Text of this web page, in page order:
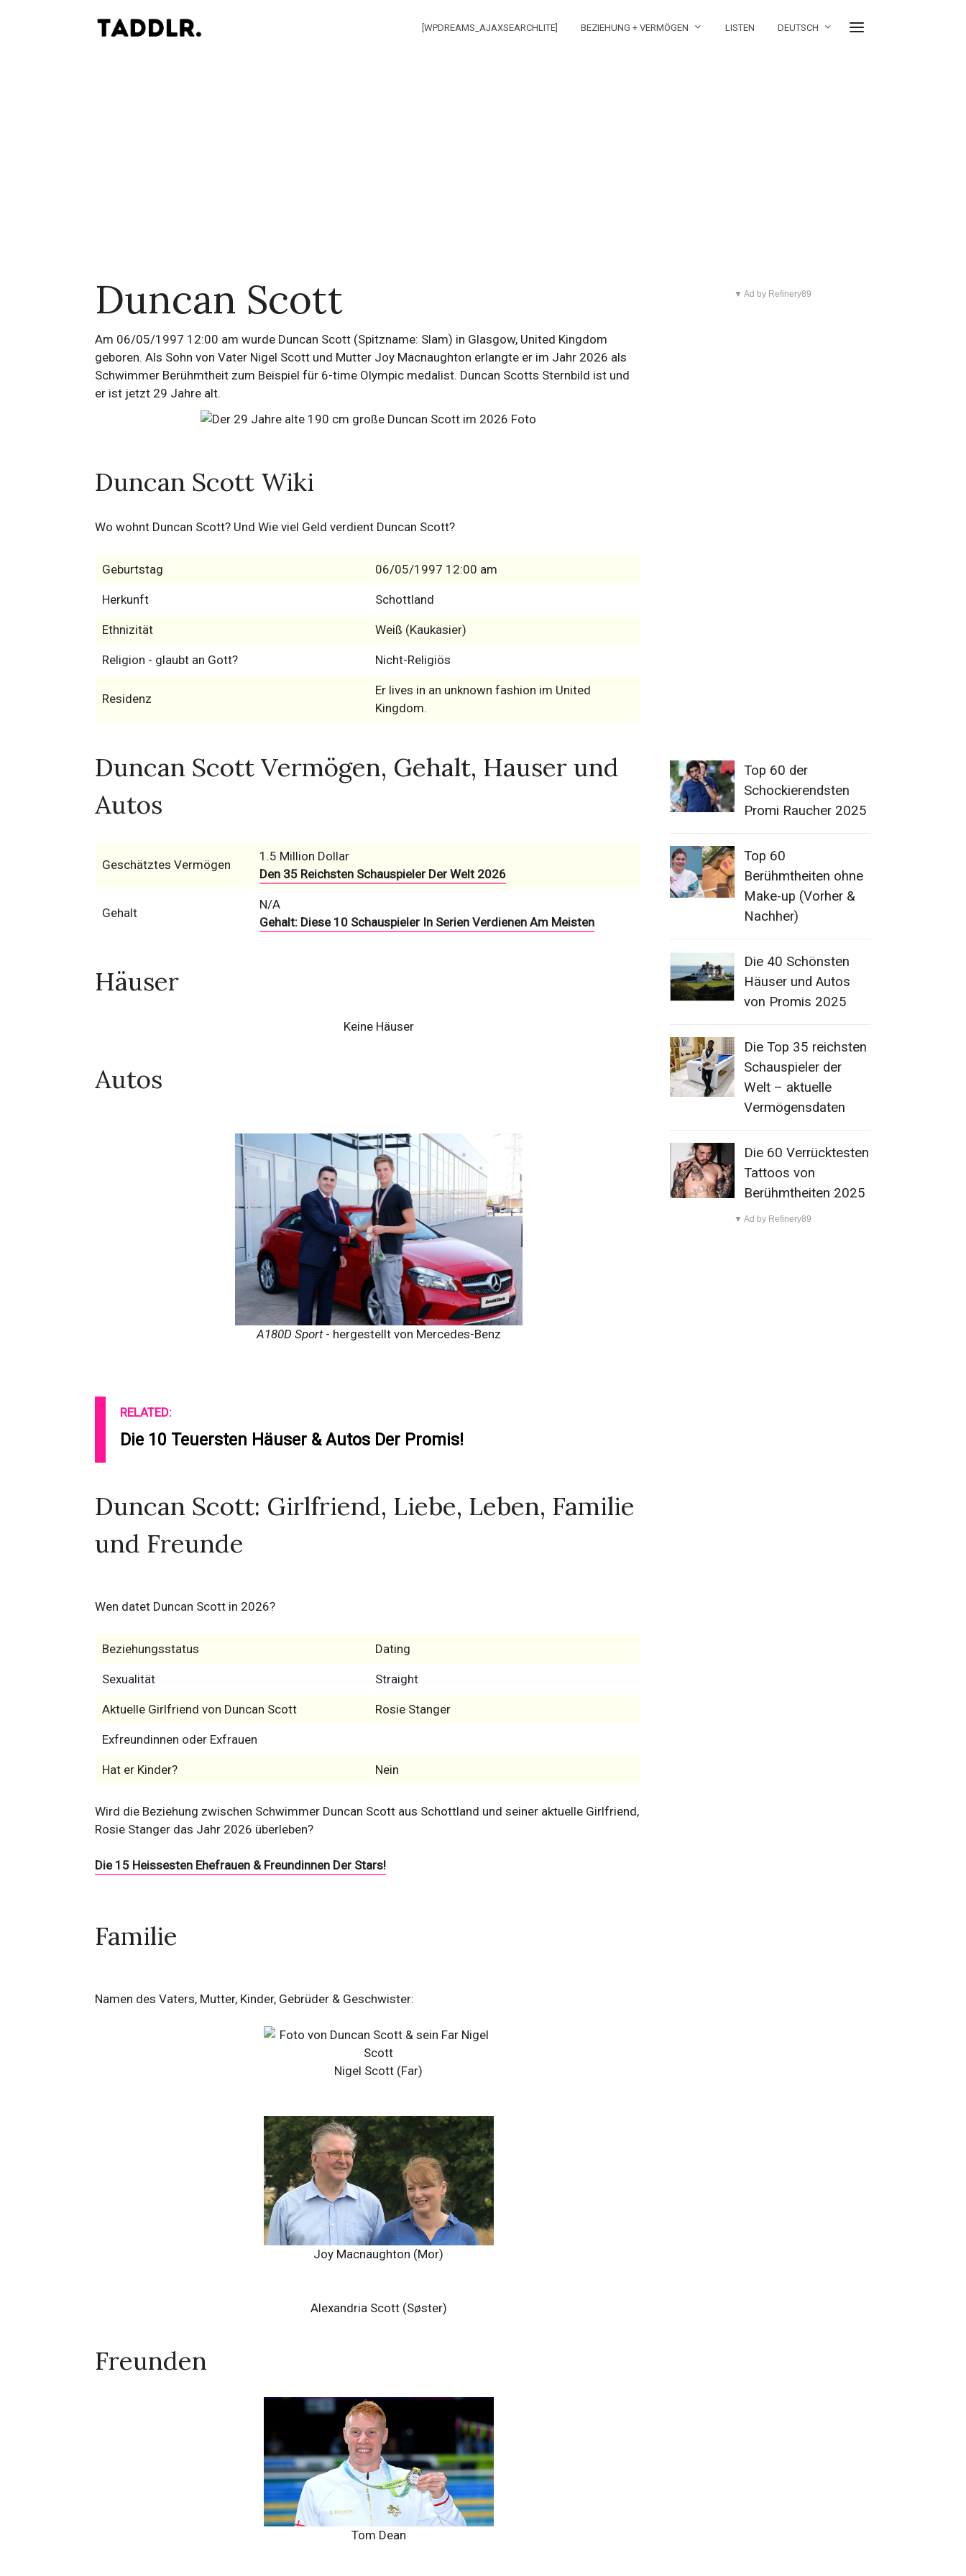
[WPDREAMS_AJAXSEARCHLITE] BEZIEHUNG + VERMÖGEN LISTEN DEUTSCH
Duncan Scott
Am 06/05/1997 12:00 am wurde Duncan Scott (Spitzname: Slam) in Glasgow, United Kingdom
geboren. Als Sohn von Vater Nigel Scott und Mutter Joy Macnaughton erlangte er im Jahr 2026 als
Schwimmer Berühmtheit zum Beispiel für 6-time Olympic medalist. Duncan Scotts Sternbild ist und
er ist jetzt 29 Jahre alt.
Duncan Scott Wiki
Wo wohnt Duncan Scott? Und Wie viel Geld verdient Duncan Scott?
Geburtstag 06/05/1997 12:00 am
Herkunft Schottland
Ethnizität Weiß (Kaukasier)
Religion - glaubt an Gott? Nicht-Religiös
Residenz
Er lives in an unknown fashion im United
Kingdom.
Duncan Scott Vermögen, Gehalt, Hauser und
Autos
Geschätztes Vermögen
1.5 Million Dollar
Den 35 Reichsten Schauspieler Der Welt 2026
Gehalt
N/A
Gehalt: Diese 10 Schauspieler In Serien Verdienen Am Meisten
Häuser
Keine Häuser
Autos
A180D Sport- hergestellt von Mercedes-Benz
RELATED:
Die 10 Teuersten Häuser & Autos Der Promis!
Duncan Scott: Girlfriend, Liebe, Leben, Familie
und Freunde
Wen datet Duncan Scott in 2026?
Beziehungsstatus Dating
Sexualität Straight
Aktuelle Girlfriend von Duncan Scott Rosie Stanger
Exfreundinnen oder Exfrauen
Hat er Kinder? Nein
Wird die Beziehung zwischen Schwimmer Duncan Scott aus Schottland und seiner aktuelle Girlfriend,
Rosie Stanger das Jahr 2026 überleben?
Die 15 Heissesten Ehefrauen & Freundinnen Der Stars!
Familie
Namen des Vaters, Mutter, Kinder, Gebrüder & Geschwister:
Nigel Scott (Far)
Joy Macnaughton (Mor)
Alexandria Scott (Søster)
Freunden
Tom Dean
▼ Ad by Refinery89
Top 60 der
Schockierendsten
Promi Raucher 2025
Top 60
Berühmtheiten ohne
Make-up (Vorher &
Nachher)
Die 40 Schönsten
Häuser und Autos
von Promis 2025
Die Top 35 reichsten
Schauspieler der
Welt – aktuelle
Vermögensdaten
Die 60 Verrücktesten
Tattoos von
Berühmtheiten 2025
▼ Ad by Refinery89